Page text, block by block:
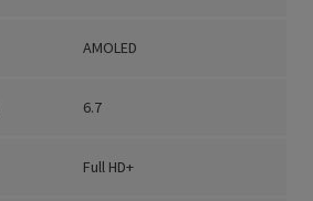
AMOLED
6.7
Full HD+